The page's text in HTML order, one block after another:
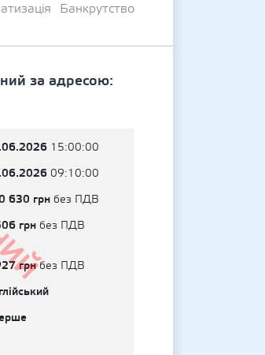
Банкрутство
за адресою:
15:00:00
09:10:00
630 грн без ПДВ
грн без ПДВ
грнбез ПДВ